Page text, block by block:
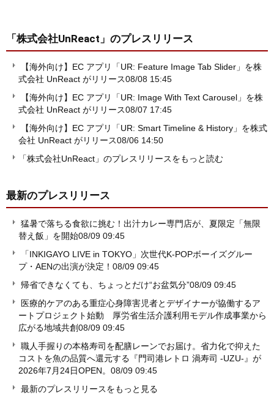
「株式会社UnReact」 のプレスリリース
【海外向け】EC アプリ「UR: Feature Image Tab Slider」を株
式会社 UnReact がリリース08/08 15:45
【海外向け】EC アプリ「UR: Image With Text Carousel」を株
式会社 UnReact がリリース08/07 17:45
【海外向け】EC アプリ「UR: Smart Timeline & History」を株式
会社 UnReact がリリース08/06 14:50
「株式会社UnReact」のプレスリリースをもっと読む
最新のプレスリリース
猛暑で落ちる食欲に挑む！出汁カレー専門店が、夏限定「無限
替え飯」を開始08/09 09:45
「INKIGAYO LIVE in TOKYO」次世代K-POPボーイズグルー
プ・AENの出演が決定！ 08/09 09:45
帰省できなくても、ちょっとだけ“お盆気分”08/09 09:45
医療的ケアのある重症心身障害児者とデザイナーが協働するア
ートプロジェクト始動 厚労省生活介護利用モデル作成事業から
広がる地域共創08/09 09:45
職人手握りの本格寿司を配膳レーンでお届け。省力化で抑えた
コストを魚の品質へ還元する『門司港レトロ 渦寿司 -UZU-』が
2026年7月24日OPEN。 08/09 09:45
最新のプレスリリースをもっと見る